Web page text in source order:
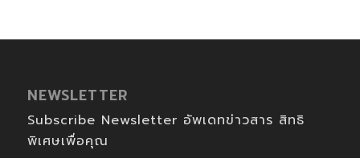
NEWSLETTER
Subscribe Newsletter อัพเดทข่าวสาร สิทธิ
พิเศษเพื่อคุณ